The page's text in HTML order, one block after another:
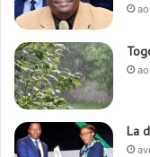
La